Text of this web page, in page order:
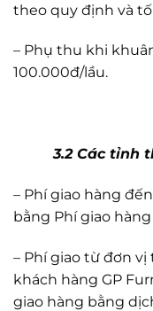
theo quy định và
– Phụ thu khi
100.000đ/lầu.
3.2 Các tỉnh
– Phí giao hàng
bằng Phí giao
– Phí giao từ đơn
khách hàng GP
giao hàng bằng